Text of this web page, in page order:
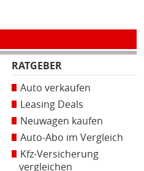
RATGEBER
Auto verkaufen
Leasing Deals
Neuwagen kaufen
Auto-Abo im Vergleich
Kfz-Versicherung
vergleichen